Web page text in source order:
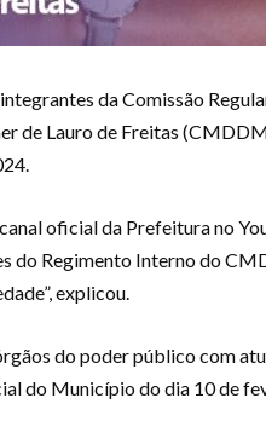
da Comissão
de Lauro de Freitas
oficial da Prefeitura no
do Regimento Interno do
explicou.
do poder público com
do Município do dia 10 de